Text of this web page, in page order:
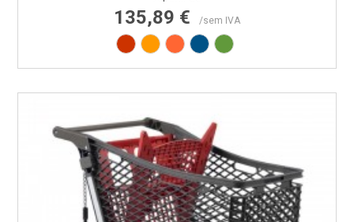
135,89 € /sem IVA
Vermelho RAL3020
Amarelo RAL1003
Laranja RAL2008
Azul RAL5005
Verde RAL6018